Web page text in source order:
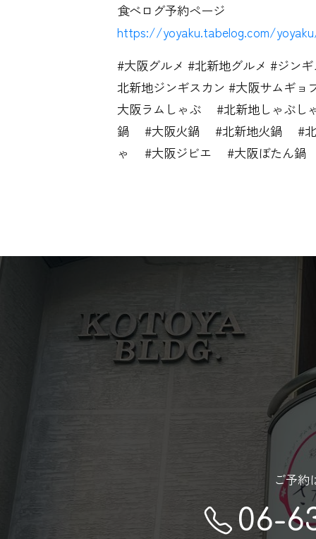
食べログ予約ページ
https://yoyaku.tabelog.com/
#大阪グルメ #北新地グルメ #ジン
北新地ジンギスカン #大阪サムギ
大阪ラムしゃぶ #北新地しゃぶ
鍋 #大阪火鍋 #北新地火鍋 #北
ゃ #大阪ジビエ #大阪ぼたん
ご予約
06-